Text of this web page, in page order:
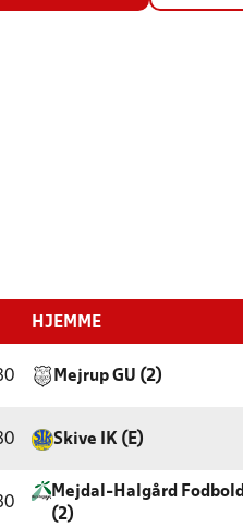
HJEMME
Mejrup GU (2)
Skive IK (E)
Mejdal-Halgård Fodbold
(2)